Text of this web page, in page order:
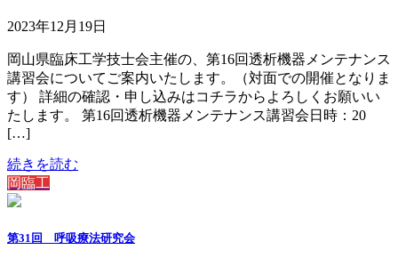
2023年12月19日
岡山県臨床工学技士会主催の、第16回透析機器メンテナンス
講習会についてご案内いたします。（対面での開催となりま
す） 詳細の確認・申し込みはコチラからよろしくお願いい
たします。 第16回透析機器メンテナンス講習会日時：20
[…]
続きを読む
岡臨工
第31回 呼吸療法研究会